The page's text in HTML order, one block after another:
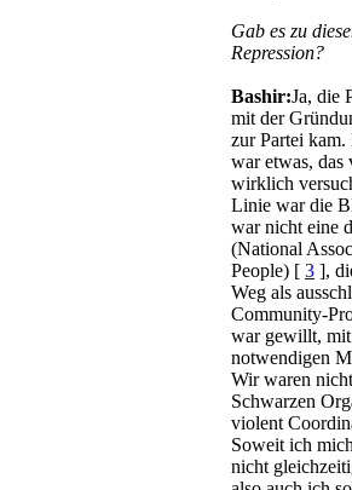
Gab es zu
Repression?
Bashir:Ja, die
mit der
zur Partei kam.
war etwas, das
wirklich
Linie war die
war nicht eine
(National
People) [ 3 ],
Weg als
Community-
war gewillt, mit
notwendigen
Wir waren
Schwarzen
violent
Soweit ich
nicht